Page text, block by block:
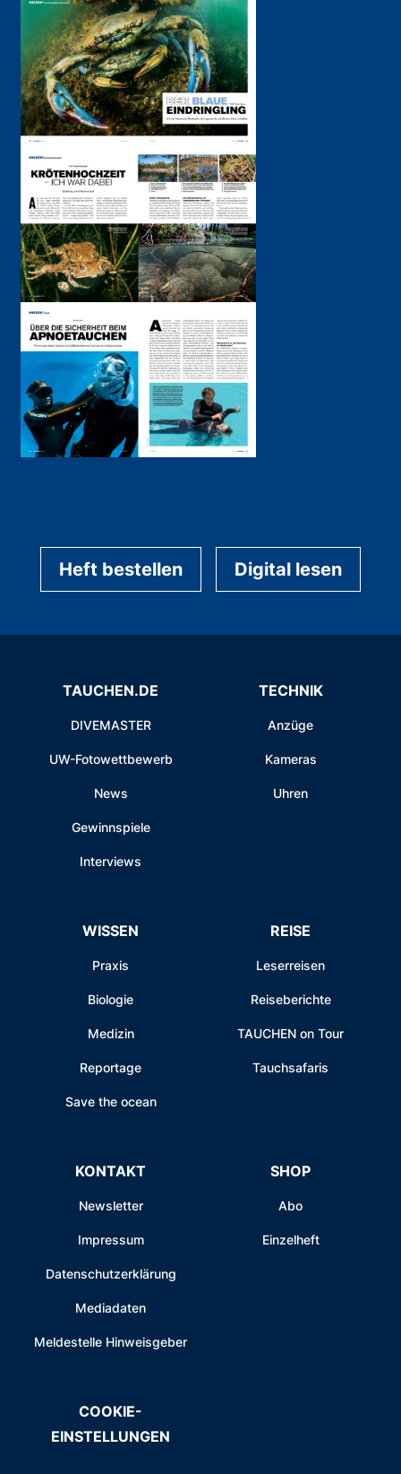
Heft bestellen Digital lesen
TAUCHEN.DE
DIVEMASTER
UW-Fotowettbewerb
News
Gewinnspiele
Interviews
TECHNIK
Anzüge
Kameras
Uhren
WISSEN
Praxis
Biologie
Medizin
Reportage
Save the ocean
REISE
Leserreisen
Reiseberichte
TAUCHEN on Tour
Tauchsafaris
KONTAKT
Newsletter
Impressum
Datenschutzerklärung
Mediadaten
Meldestelle Hinweisgeber
SHOP
Abo
Einzelheft
COOKIE-
EINSTELLUNGEN